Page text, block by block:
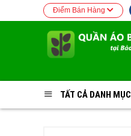
qua
Điểm Bán Hàng
TẤT CẢ DANH MỤC